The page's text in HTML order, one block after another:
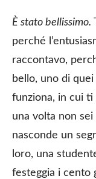
È stato bellissimo.
perché
raccontavo,
bello, uno di
funziona, in cui
una volta non sei
nasconde un
loro, una
festeggia i cento